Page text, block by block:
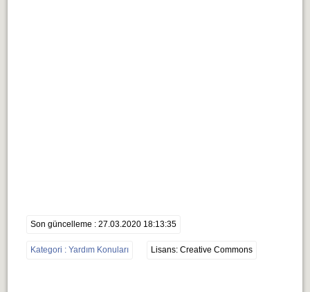
Son güncelleme : 27.03.2020 18:13:35
Kategori : Yardım Konuları Lisans: Creative Commons